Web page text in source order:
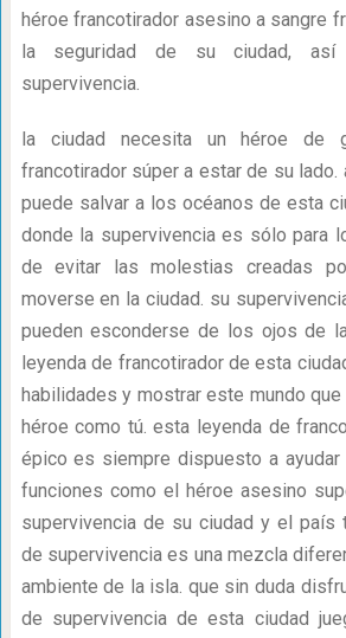
héroe francotirador asesino a sangre
la seguridad de su ciudad,
supervivencia.
la ciudad necesita un héroe de
francotirador súper a estar de su lado.
puede salvar a los océanos de esta
donde la supervivencia es sólo para
de evitar las molestias creadas
moverse en la ciudad. su
pueden esconderse de los ojos de
leyenda de francotirador de esta
habilidades y mostrar este mundo
héroe como tú. esta leyenda de
épico es siempre dispuesto a
funciones como el héroe asesino
supervivencia de su ciudad y el país
de supervivencia es una mezcla
ambiente de la isla. que sin duda
de supervivencia de esta ciudad